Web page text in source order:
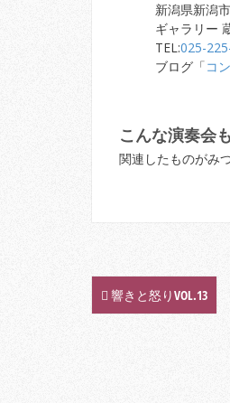
新潟県新潟
ギャラリー
TEL:025-
ブログ「コ
こんな演奏会
関連したものがみ
P響きと怒りVOL.13